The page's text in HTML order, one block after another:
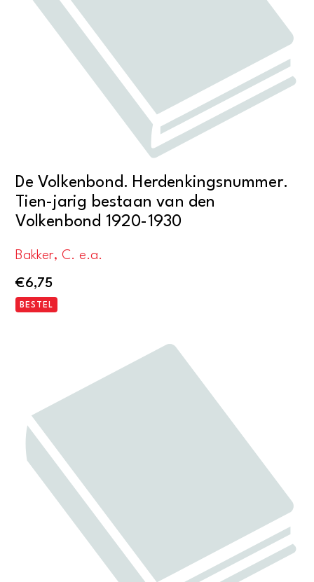
De Volkenbond. Herdenkingsnummer.
Tien-jarig bestaan van den
Volkenbond 1920-1930
Bakker, C. e.a.
€6,75
BESTEL